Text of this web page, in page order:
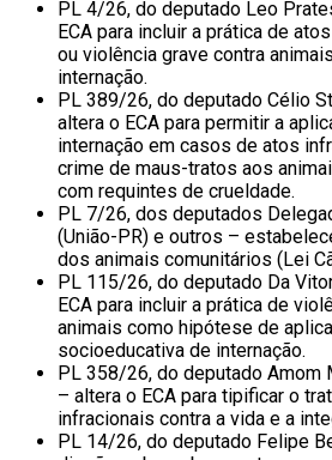
PL 4/26, do deputado Leo
ECA para incluir a prática de
ou violência grave contra
internação.
PL 389/26, do deputado Célio
altera o ECA para permitir a
internação em casos de atos
crime de maus-tratos aos
com requintes de crueldade.
PL 7/26, dos deputados
(União-PR) e outros –
dos animais comunitários (Lei
PL 115/26, do deputado Da
ECA para incluir a prática de
animais como hipótese de
socioeducativa de internação.
PL 358/26, do deputado Amom
– altera o ECA para tipificar o
infracionais contra a vida e a
PL 14/26, do deputado Felipe